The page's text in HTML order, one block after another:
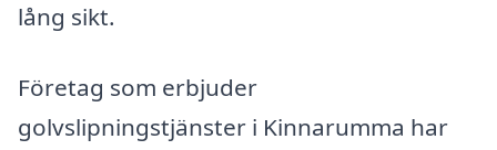
lång sikt.
Företag som erbjuder
golvslipningstjänster i Kinnarumma har